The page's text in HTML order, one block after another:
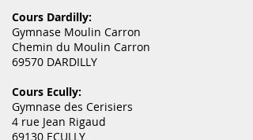
Cours Dardilly:
Gymnase Moulin Carron
Chemin du Moulin Carron
69570 DARDILLY
Cours Ecully:
Gymnase des Cerisiers
4 rue Jean Rigaud
69130 ECULLY